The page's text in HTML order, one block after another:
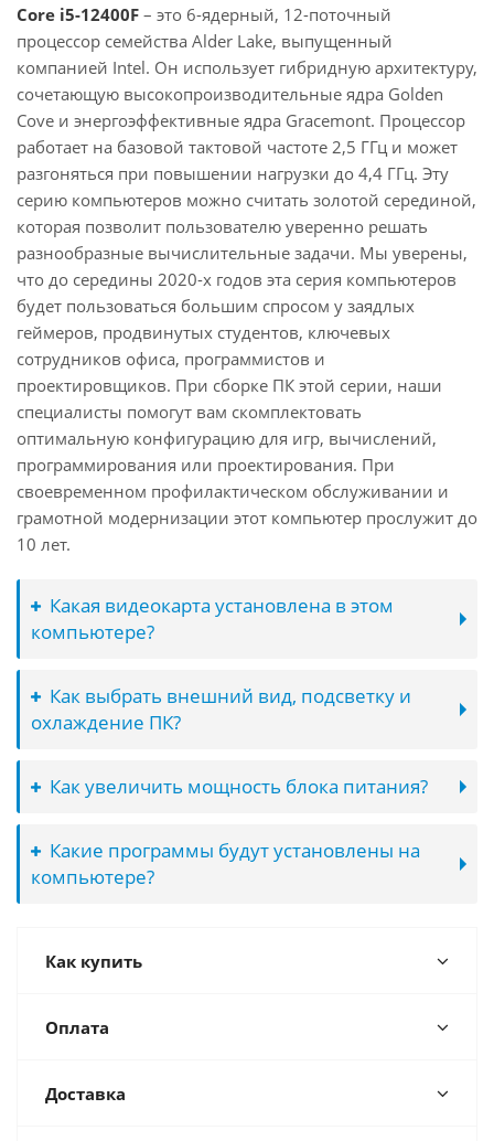
Core i5-12400F – это 6-ядерный, 12-поточный
процессор семейства Alder Lake, выпущенный
компанией Intel. Он использует гибридную архитектуру,
сочетающую высокопроизводительные ядра Golden
Cove и энергоэффективные ядра Gracemont. Процессор
работает на базовой тактовой частоте 2,5 ГГц и может
разгоняться при повышении нагрузки до 4,4 ГГц. Эту
серию компьютеров можно считать золотой серединой,
которая позволит пользователю уверенно решать
разнообразные вычислительные задачи. Мы уверены,
что до середины 2020-х годов эта серия компьютеров
будет пользоваться большим спросом у заядлых
геймеров, продвинутых студентов, ключевых
сотрудников офиса, программистов и
проектировщиков. При сборке ПК этой серии, наши
специалисты помогут вам скомплектовать
оптимальную конфигурацию для игр, вычислений,
программирования или проектирования. При
своевременном профилактическом обслуживании и
грамотной модернизации этот компьютер прослужит до
10 лет.
Какая видеокарта установлена в этом
компьютере?
Как выбрать внешний вид, подсветку и
охлаждение ПК?
Как увеличить мощность блока питания?
Какие программы будут установлены на
компьютере?
Как купить
Оплата
Доставка